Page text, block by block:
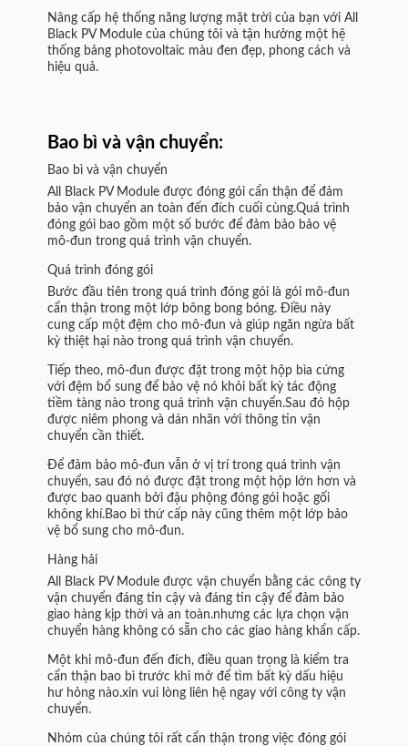
Nâng cấp hệ thống năng lượng mặt trời của bạn với All
Black PV Module của chúng tôi và tận hưởng một hệ
thống bảng photovoltaic màu đen đẹp, phong cách và
hiệu quả.
Bao bì và vận chuyển:
Bao bì và vận chuyển
All Black PV Module được đóng gói cẩn thận để đảm
bảo vận chuyển an toàn đến đích cuối cùng.Quá trình
đóng gói bao gồm một số bước để đảm bảo bảo vệ
mô-đun trong quá trình vận chuyển.
Quá trình đóng gói
Bước đầu tiên trong quá trình đóng gói là gói mô-đun
cẩn thận trong một lớp bông bong bóng. Điều này
cung cấp một đệm cho mô-đun và giúp ngăn ngừa bất
kỳ thiệt hại nào trong quá trình vận chuyển.
Tiếp theo, mô-đun được đặt trong một hộp bìa cứng
với đệm bổ sung để bảo vệ nó khỏi bất kỳ tác động
tiềm tàng nào trong quá trình vận chuyển.Sau đó hộp
được niêm phong và dán nhãn với thông tin vận
chuyển cần thiết.
Để đảm bảo mô-đun vẫn ở vị trí trong quá trình vận
chuyển, sau đó nó được đặt trong một hộp lớn hơn và
được bao quanh bởi đậu phộng đóng gói hoặc gối
không khí.Bao bì thứ cấp này cũng thêm một lớp bảo
vệ bổ sung cho mô-đun.
Hàng hải
All Black PV Module được vận chuyển bằng các công ty
vận chuyển đáng tin cậy và đáng tin cậy để đảm bảo
giao hàng kịp thời và an toàn.nhưng các lựa chọn vận
chuyển hàng không có sẵn cho các giao hàng khẩn cấp.
Một khi mô-đun đến đích, điều quan trọng là kiểm tra
cẩn thận bao bì trước khi mở để tìm bất kỳ dấu hiệu
hư hỏng nào.xin vui lòng liên hệ ngay với công ty vận
chuyển.
Nhóm của chúng tôi rất cẩn thận trong việc đóng gói